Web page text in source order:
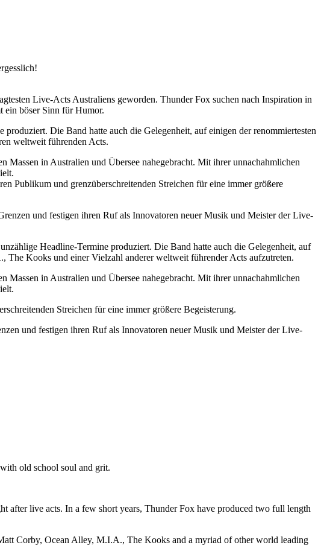
Live-Acts Australiens geworden. Thunder Fox suchen nach Inspiration in
ein böser Sinn für Humor.
Die Band hatte auch die Gelegenheit, auf einigen der renommiertesten
weltweit führenden Acts.
Massen in Australien und Übersee nahegebracht. Mit ihrer unnachahmlichen
Publikum und grenzüberschreitenden Streichen für eine immer größere
und festigen ihren Ruf als Innovatoren neuer Musik und Meister der Live-
Headline-Termine produziert. Die Band hatte auch die Gelegenheit, auf
The Kooks und einer Vielzahl anderer weltweit führender Acts aufzutreten.
Massen in Australien und Übersee nahegebracht. Mit ihrer unnachahmlichen
Streichen für eine immer größere Begeisterung.
und festigen ihren Ruf als Innovatoren neuer Musik und Meister der Live-
old school soul and grit.
after live acts. In a few short years, Thunder Fox have produced two full length
Corby, Ocean Alley, M.I.A., The Kooks and a myriad of other world leading